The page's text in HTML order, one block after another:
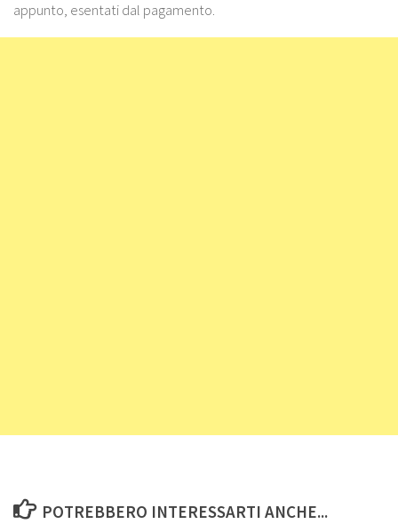
appunto, esentati dal pagamento.
POTREBBERO INTERESSARTI ANCHE...